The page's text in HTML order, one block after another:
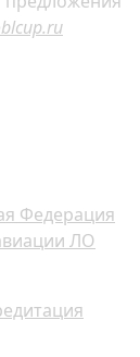
Федерация
ЛО